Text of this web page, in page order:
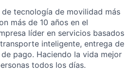
tecnología de movilidad más
más de 10 años en el
líder en servicios basados
inteligente, entrega de
pago. Haciendo la vida mejor
todos los días.